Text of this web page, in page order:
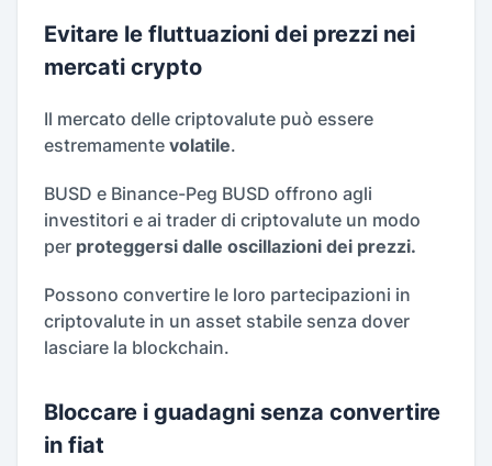
Evitare le fluttuazioni dei prezzi nei
mercati crypto
Il mercato delle criptovalute può essere
estremamente volatile.
BUSD e Binance-Peg BUSD offrono agli
investitori e ai trader di criptovalute un modo
per proteggersi dalle oscillazioni dei prezzi.
Possono convertire le loro partecipazioni in
criptovalute in un asset stabile senza dover
lasciare la blockchain.
Bloccare i guadagni senza convertire
in fiat